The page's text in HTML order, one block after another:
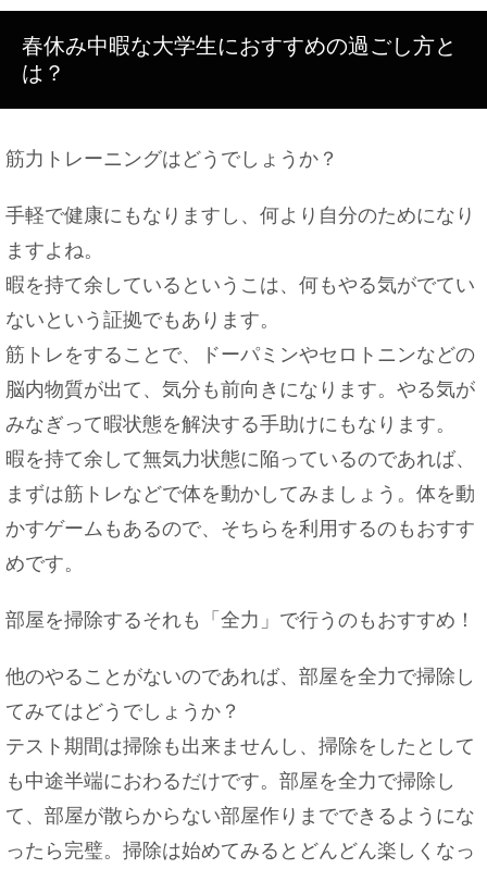
大学の先輩とご飯に行ったときのお会計作法やご飯
に誘う方法
先生の異動はいつ、どのようにわかるもの？誰から
バイト先で挨拶を無視してくる人の心理や対処法を
ご紹介
太ももを太くするには？女性らしい体型を目指して
みよう
赤ちゃんを作る方法を子供から聞かれたらどうす
る？お勧めの返答
神主がお祓いで使う棒や道具の名前と意味とは
春休み中暇な大学生におすすめの過ごし方と
は？
筋力トレーニングはどうでしょうか？
手軽で健康にもなりますし、何より自分のためになり
ますよね。
暇を持て余しているというこは、何もやる気がでてい
ないという証拠でもあります。
筋トレをすることで、ドーパミンやセロトニンなどの
脳内物質が出て、気分も前向きになります。やる気が
みなぎって暇状態を解決する手助けにもなります。
暇を持て余して無気力状態に陥っているのであれば、
まずは筋トレなどで体を動かしてみましょう。体を動
かすゲームもあるので、そちらを利用するのもおすす
めです。
部屋を掃除するそれも「全力」で行うのもおすすめ！
他のやることがないのであれば、部屋を全力で掃除し
てみてはどうでしょうか？
テスト期間は掃除も出来ませんし、掃除をしたとして
も中途半端におわるだけです。部屋を全力で掃除し
て、部屋が散らからない部屋作りまでできるようにな
ったら完璧。掃除は始めてみるとどんどん楽しくなっ